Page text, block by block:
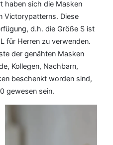
haben sich die Masken
Victorypatterns. Diese
d.h. die Größe S ist
für Herren zu verwenden.
der genähten Masken
Kollegen, Nachbarn,
beschenkt worden sind,
gewesen sein.